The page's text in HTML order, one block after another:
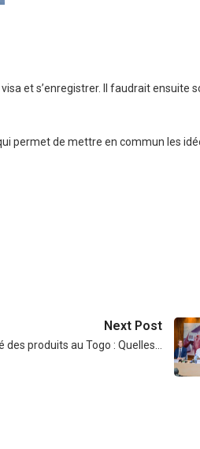
et s’enregistrer. Il faudrait ensuite
permet de mettre en commun les
Next Post
produits au Togo : Quelles…